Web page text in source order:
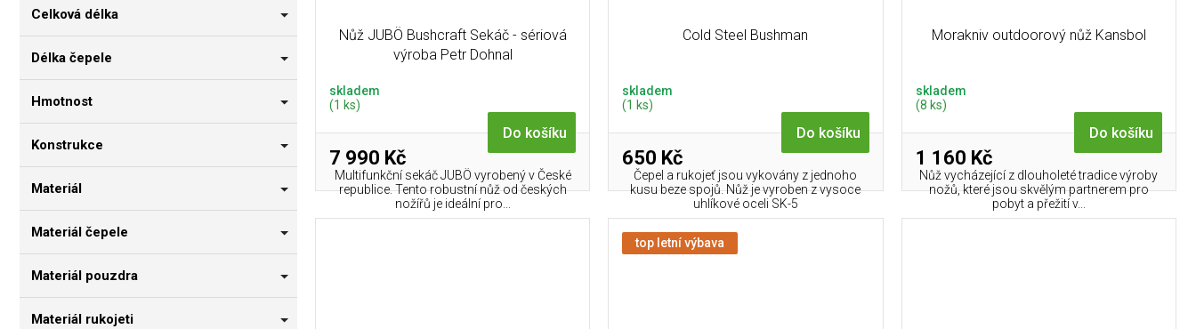
Celková délka
Délka čepele
Hmotnost
Konstrukce
Materiál
Materiál čepele
Materiál pouzdra
Materiál rukojeti
Nůž JUBÖ Bushcraft Sekáč - sériová
výroba Petr Dohnal
skladem
(1 ks)
7 990 Kč
Do košíku
Multifunkční sekáč JUBÖ vyrobený v České
republice. Tento robustní nůž od českých
nožířů je ideální pro...
Cold Steel Bushman
skladem
(1 ks)
650 Kč
Do košíku
Čepel a rukojeť jsou vykovány z jednoho
kusu beze spojů. Nůž je vyroben z vysoce
uhlíkové oceli SK-5
Morakniv outdoorový nůž Kansbol
skladem
(8 ks)
1 160 Kč
Do košíku
Nůž vycházející z dlouholeté tradice výroby
nožů, které jsou skvělým partnerem pro
pobyt a přežití v...
top letní výbava